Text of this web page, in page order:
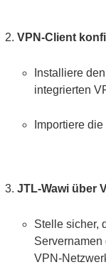
VPN-Client
Installiere
integrierten
Importiere
JTL-Wawi über
Stelle sicher,
Servernamen
VPN-